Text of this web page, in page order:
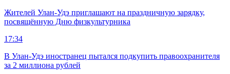
Жителей Улан-Удэ приглашают на праздничную зарядку,
посвящённую Дню физкультурника
17:34
В Улан-Удэ иностранец пытался подкупить правоохранителя
за 2 миллиона рублей